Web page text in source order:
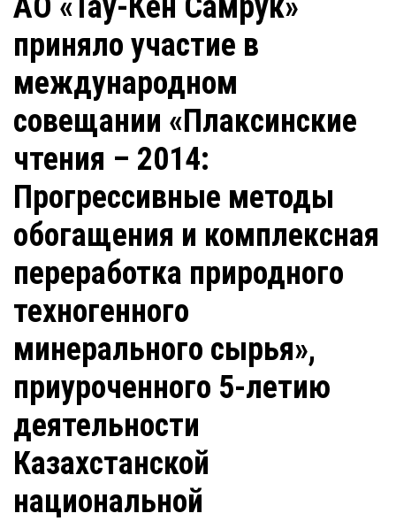
приняло участие в
международном
совещании «Плаксинские
чтения – 2014:
Прогрессивные методы
обогащения и комплексная
переработка природного
техногенного
минерального сырья»,
приуроченного 5-летию
деятельности
Казахстанской
национальной